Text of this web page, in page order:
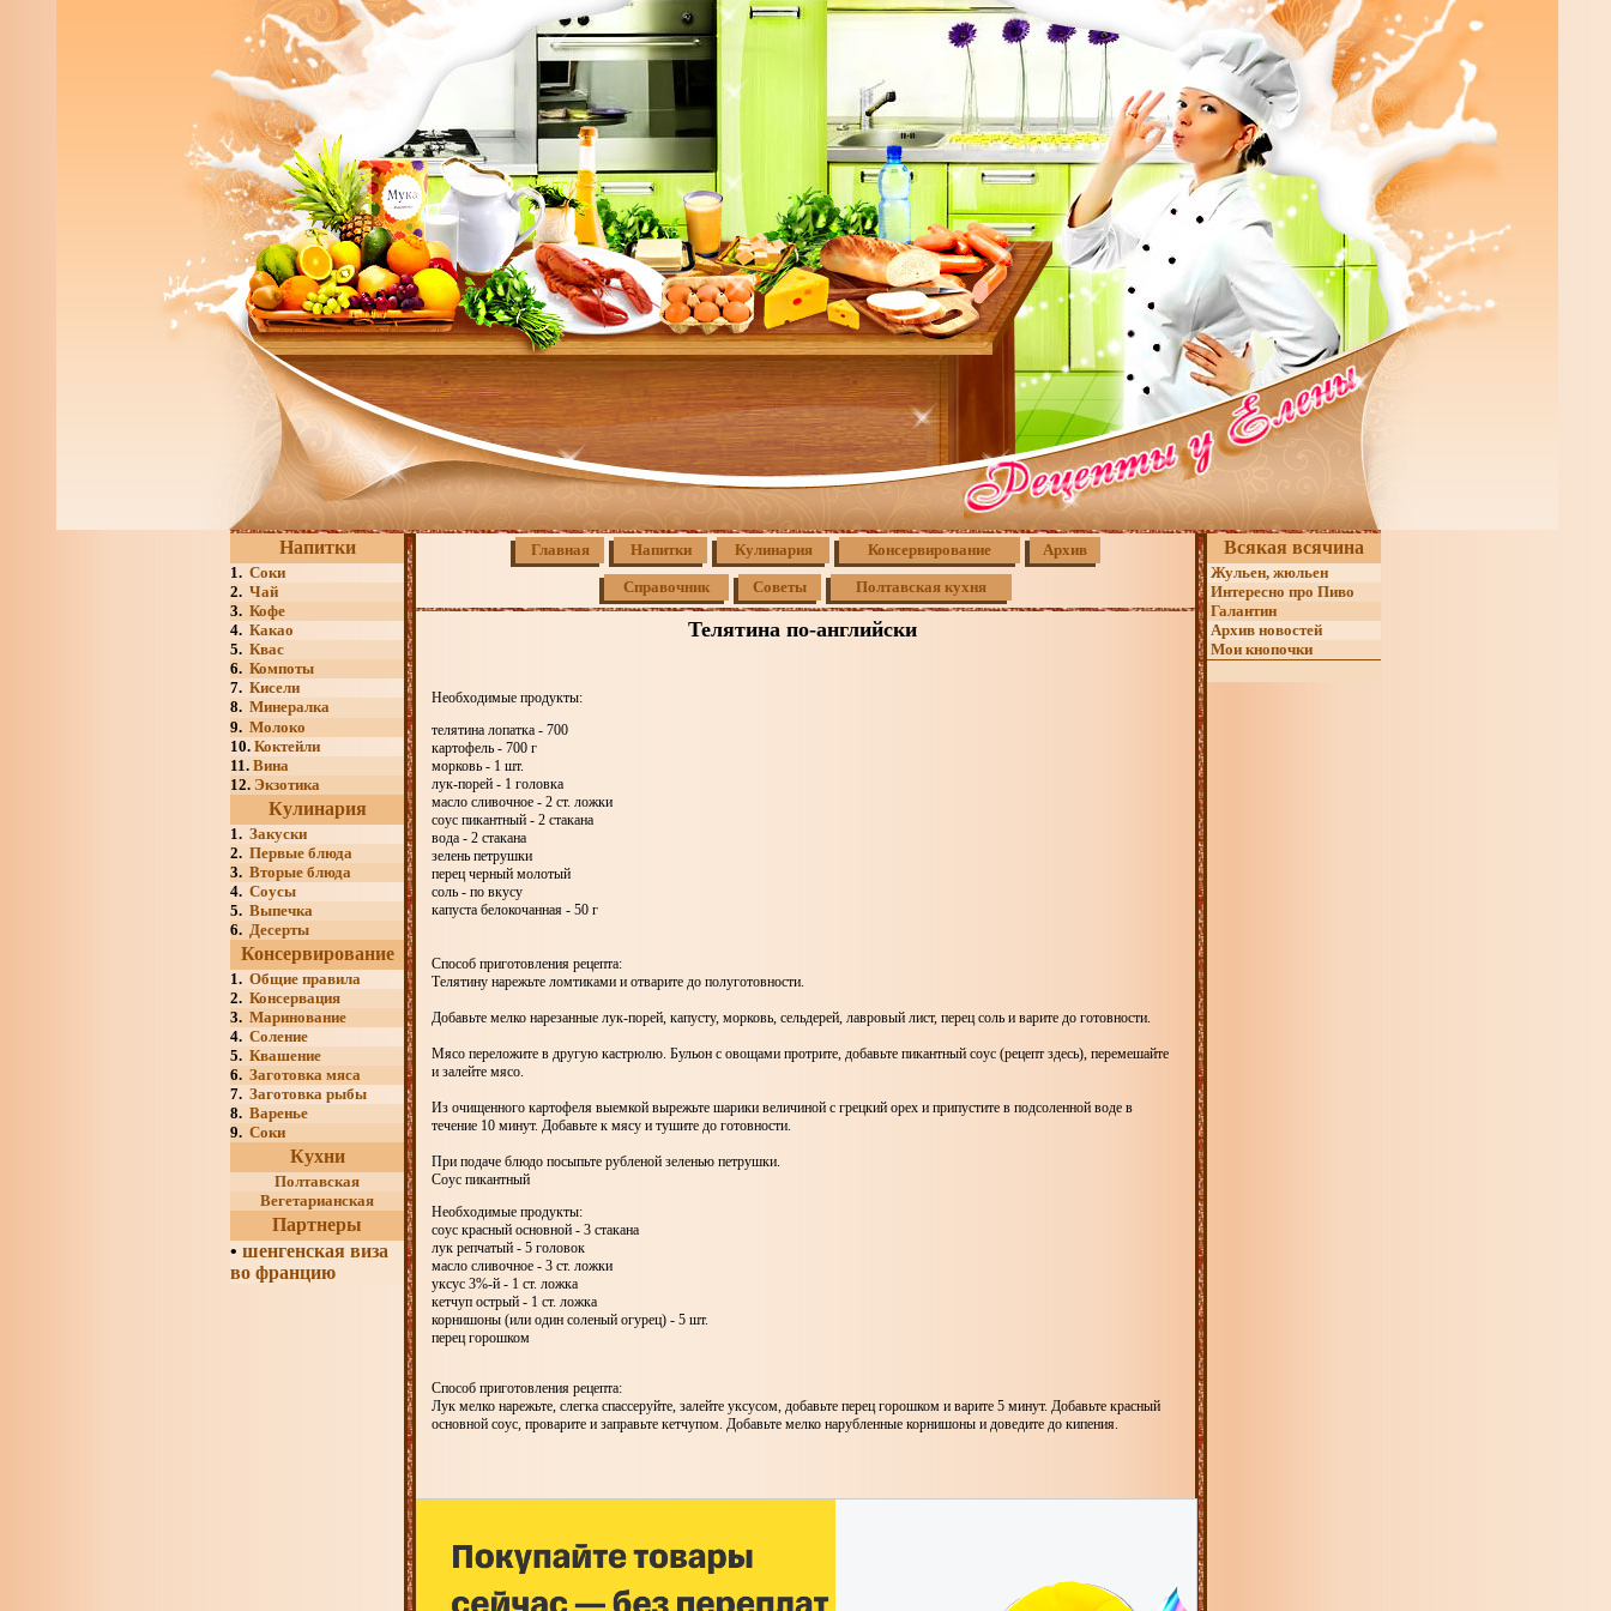
Напитки
1. Соки
2. Чай
3. Кофе
4. Какао
5. Квас
6. Компоты
7. Кисели
8. Минералка
9. Молоко
10. Коктейли
11. Вина
12. Экзотика
Кулинария
1. Закуски
2. Первые блюда
3. Вторые блюда
4. Соусы
5. Выпечка
6. Десерты
Консервирование
1. Общие правила
2. Консервация
3. Маринование
4. Соление
5. Квашение
6. Заготовка мяса
7. Заготовка рыбы
8. Варенье
9. Соки
Кухни
Полтавская
Вегетарианская
Партнеры
• шенгенская виза
во францию
Главная Напитки Кулинария Консервирование Архив
Справочник Советы Полтавская кухня
Телятина по-английски
Необходимые продукты:
телятина лопатка - 700
картофель - 700 г
морковь - 1 шт.
лук-порей - 1 головка
масло сливочное - 2 ст. ложки
соус пикантный - 2 стакана
вода - 2 стакана
зелень петрушки
перец черный молотый
соль - по вкусу
капуста белокочанная - 50 г
Способ приготовления рецепта:
Телятину нарежьте ломтиками и отварите до полуготовности.
Добавьте мелко нарезанные лук-порей, капусту, морковь, сельдерей, лавровый лист, перец соль и варите до готовности.
Мясо переложите в другую кастрюлю. Бульон с овощами протрите, добавьте пикантный соус (рецепт здесь), перемешайте
и залейте мясо.
Из очищенного картофеля выемкой вырежьте шарики величиной с грецкий орех и припустите в подсоленной воде в
течение 10 минут. Добавьте к мясу и тушите до готовности.
При подаче блюдо посыпьте рубленой зеленью петрушки.
Соус пикантный
Необходимые продукты:
соус красный основной - 3 стакана
лук репчатый - 5 головок
масло сливочное - 3 ст. ложки
уксус 3%-й - 1 ст. ложка
кетчуп острый - 1 ст. ложка
корнишоны (или один соленый огурец) - 5 шт.
перец горошком
Способ приготовления рецепта:
Лук мелко нарежьте, слегка спассеруйте, залейте уксусом, добавьте перец горошком и варите 5 минут. Добавьте красный
основной соус, проварите и заправьте кетчупом. Добавьте мелко нарубленные корнишоны и доведите до кипения.
Всякая всячина
Жульен, жюльен
Интересно про Пиво
Галантин
Архив новостей
Мои кнопочки